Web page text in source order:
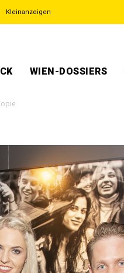
Kleinanzeigen
WIEN-DOSSIERS